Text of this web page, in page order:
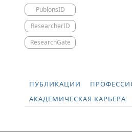
PublonsID
ResearcherID
ResearchGate
ПУБЛИКАЦИИ
АКАДЕМИЧЕСКАЯ КАРЬЕРА